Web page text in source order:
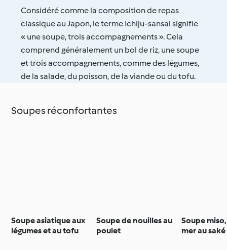
Considéré comme la composition de repas
classique au Japon, le terme Ichiju-sansai signifie
« une soupe, trois accompagnements ». Cela
comprend généralement un bol de riz, une soupe
et trois accompagnements, comme des légumes,
de la salade, du poisson, de la viande ou du tofu.
Soupes réconfortantes
Soupe asiatique aux
légumes et au tofu
Soupe de nouilles au
poulet
Soupe
mer au